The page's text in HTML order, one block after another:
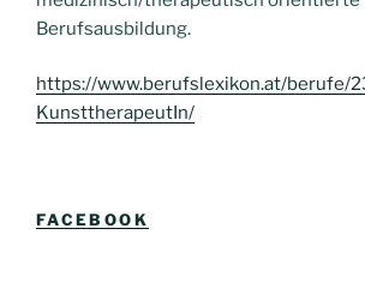
Berufsausbildung.
https://www.berufslexikon.at/berufe/
KunsttherapeutIn/
FACEBOOK